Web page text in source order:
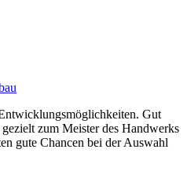
Gut
zum Meister des Handwerks
gute Chancen bei der Auswahl